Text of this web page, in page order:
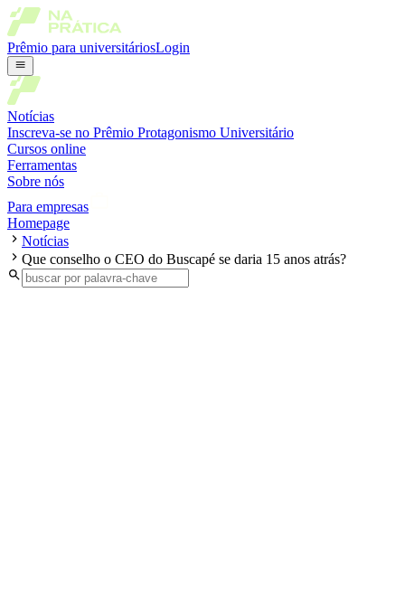
Prêmio para universitáriosLogin
Notícias
Inscreva-se no Prêmio Protagonismo Universitário
Cursos online
Ferramentas
Sobre nós
Para empresas
Homepage
Notícias
Que conselho o CEO do Buscapé se daria 15 anos atrás?